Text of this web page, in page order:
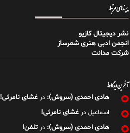
پیوندهای مرتبط
نشر دیجیتال کازیو
انجمن ادبی هنری شعرساز
شرکت مدانت
آخرین دیدگاه‌ها
هادی احمدی (سروش): در غشای نامرئی!
اسماعیل در غشای نامرئی!
هادی احمدی (سروش): در تلفن!